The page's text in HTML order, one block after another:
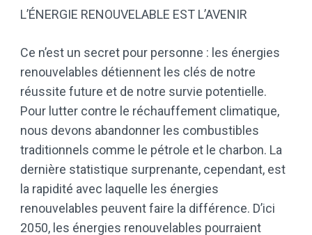
L’ÉNERGIE RENOUVELABLE EST L’AVENIR
Ce n’est un secret pour personne : les énergies
renouvelables détiennent les clés de notre
réussite future et de notre survie potentielle.
Pour lutter contre le réchauffement climatique,
nous devons abandonner les combustibles
traditionnels comme le pétrole et le charbon. La
dernière statistique surprenante, cependant, est
la rapidité avec laquelle les énergies
renouvelables peuvent faire la différence. D’ici
2050, les énergies renouvelables pourraient